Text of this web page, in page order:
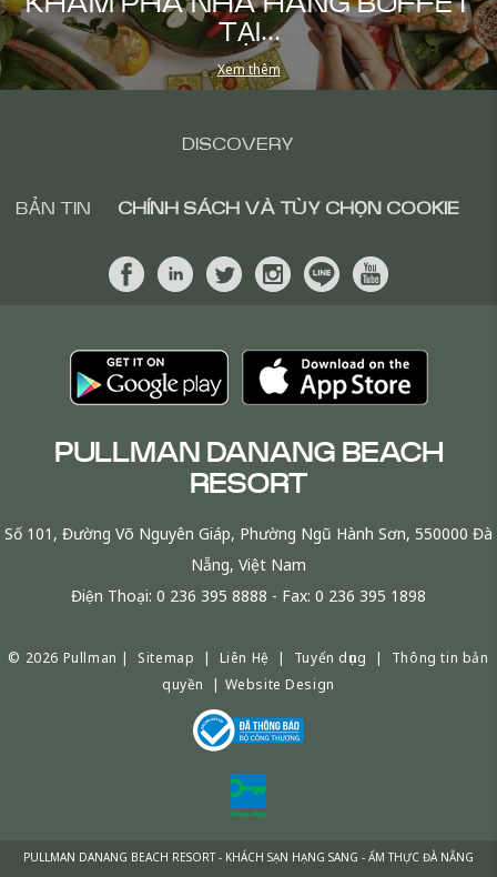
TẠI...
Xem thêm
DISCOVERY
BẢN TIN CHÍNH SÁCH VÀ TÙY CHỌN COOKIE
PULLMAN DANANG BEACH
RESORT
Số 101, Đường Võ Nguyên Giáp, Phường Ngũ Hành Sơn, 550000 Đà
Nẵng, Việt Nam
Điện Thoại: 0 236 395 8888 - Fax: 0 236 395 1898
© 2026 Pullman | Sitemap | Liên Hệ | Tuyển dụng | Thông tin bản
quyền
| Website Design
PULLMAN DANANG BEACH RESORT - KHÁCH SẠN HẠNG SANG - ẨM THỰC ĐÀ NẴNG